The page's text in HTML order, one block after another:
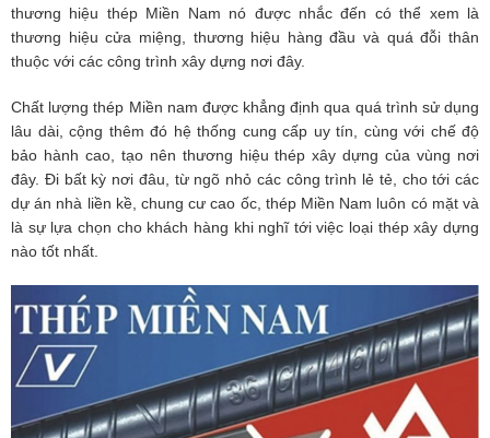
thương hiệu thép Miền Nam nó được nhắc đến có thể xem là
thương hiệu cửa miệng, thương hiệu hàng đầu và quá đỗi thân
thuộc với các công trình xây dựng nơi đây.
Chất lượng thép Miền nam được khẳng định qua quá trình sử dụng
lâu dài, cộng thêm đó hệ thống cung cấp uy tín, cùng với chế độ
bảo hành cao, tạo nên thương hiệu thép xây dựng của vùng nơi
đây. Đi bất kỳ nơi đâu, từ ngõ nhỏ các công trình lẻ tẻ, cho tới các
dự án nhà liền kề, chung cư cao ốc, thép Miền Nam luôn có mặt và
là sự lựa chọn cho khách hàng khi nghĩ tới việc loại thép xây dựng
nào tốt nhất.